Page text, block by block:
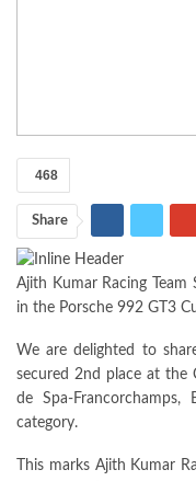
468
Share
Ajith Kumar Racing Team
in the Porsche 992 GT3
We are delighted to
secured 2nd place at the
de Spa-
category.
This marks Ajith Kumar